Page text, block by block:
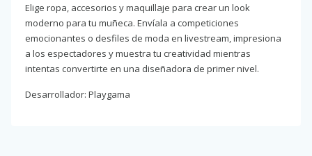
Elige ropa, accesorios y maquillaje para crear un look
moderno para tu muñeca. Envíala a competiciones
emocionantes o desfiles de moda en livestream, impresiona
a los espectadores y muestra tu creatividad mientras
intentas convertirte en una diseñadora de primer nivel.
Desarrollador: Playgama